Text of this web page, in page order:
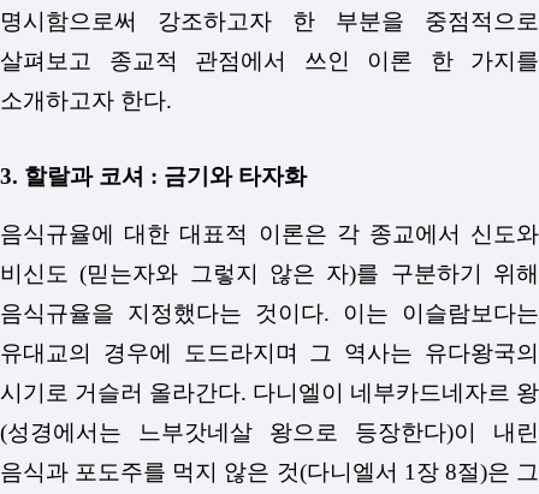
명시함으로써 강조하고자 한 부분을 중점적으로
살펴보고 종교적 관점에서 쓰인 이론 한 가지를
소개하고자 한다.
3. 할랄과 코셔 : 금기와 타자화
음식규율에 대한 대표적 이론은 각 종교에서 신도와
비신도 (믿는자와 그렇지 않은 자)를 구분하기 위해
음식규율을 지정했다는 것이다. 이는 이슬람보다는
유대교의 경우에 도드라지며 그 역사는 유다왕국의
시기로 거슬러 올라간다. 다니엘이 네부카드네자르 왕
(성경에서는 느부갓네살 왕으로 등장한다)이 내린
음식과 포도주를 먹지 않은 것(다니엘서 1장 8절)은 그